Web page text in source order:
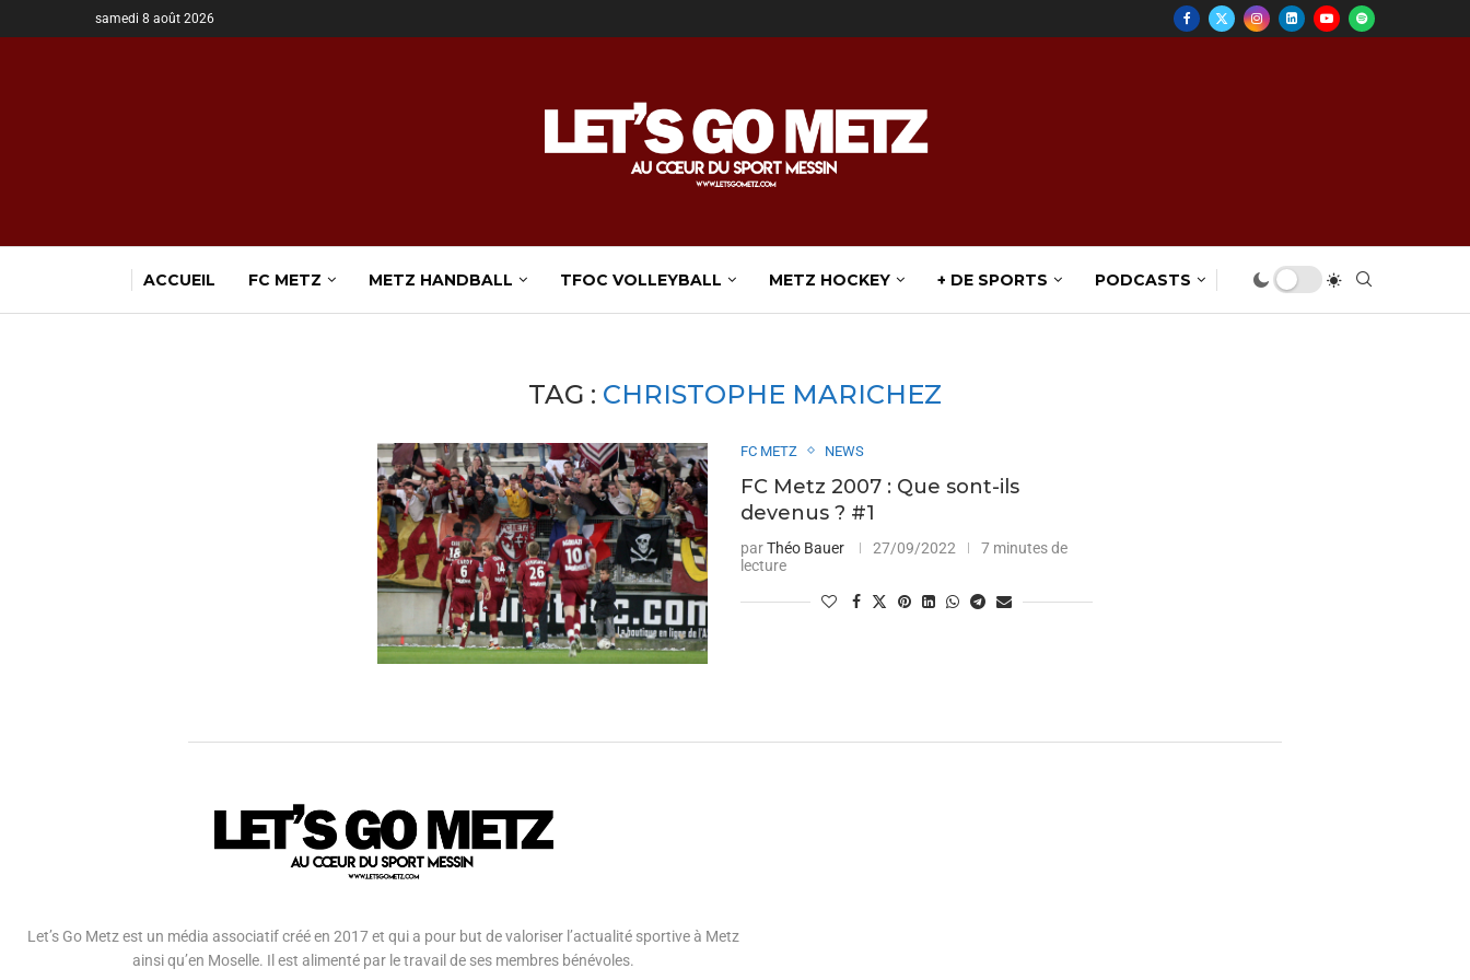
samedi 8 août 2026
ACCUEIL FC METZ METZ HANDBALL TFOC VOLLEYBALL METZ HOCKEY + DE SPORTS PODCASTS
TAG : CHRISTOPHE MARICHEZ
FC METZ NEWS
FC Metz 2007 : Que sont-ils
devenus ? #1
parThéo Bauer 27/09/2022
7 minutes de
lecture
Let’s Go Metz est un média associatif créé en 2017 et qui a pour but de valoriser l’actualité sportive à Metz
ainsi qu’en Moselle. Il est alimenté par le travail de ses membres bénévoles.